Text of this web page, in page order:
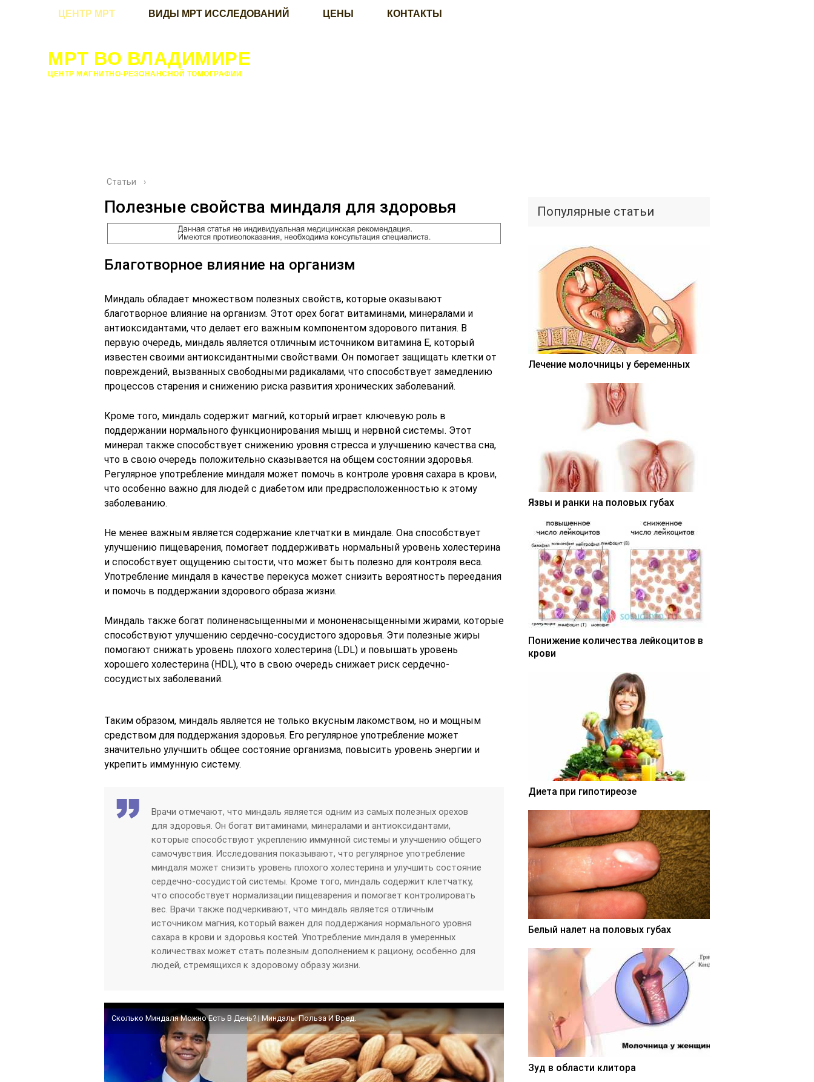
ЦЕНТР МРТ ВИДЫ МРТ ИССЛЕДОВАНИЙ ЦЕНЫ КОНТАКТЫ
МРТ ВО ВЛАДИМИРЕ
ЦЕНТР МАГНИТНО-РЕЗОНАНСНОЙ ТОМОГРАФИИ
Статьи ›
Полезные свойства миндаля для здоровья
Благотворное влияние на организм
Миндаль обладает множеством полезных свойств, которые оказывают
благотворное влияние на организм. Этот орех богат витаминами, минералами и
антиоксидантами, что делает его важным компонентом здорового питания. В
первую очередь, миндаль является отличным источником витамина E, который
известен своими антиоксидантными свойствами. Он помогает защищать клетки от
повреждений, вызванных свободными радикалами, что способствует замедлению
процессов старения и снижению риска развития хронических заболеваний.
Кроме того, миндаль содержит магний, который играет ключевую роль в
поддержании нормального функционирования мышц и нервной системы. Этот
минерал также способствует снижению уровня стресса и улучшению качества сна,
что в свою очередь положительно сказывается на общем состоянии здоровья.
Регулярное употребление миндаля может помочь в контроле уровня сахара в крови,
что особенно важно для людей с диабетом или предрасположенностью к этому
заболеванию.
Не менее важным является содержание клетчатки в миндале. Она способствует
улучшению пищеварения, помогает поддерживать нормальный уровень холестерина
и способствует ощущению сытости, что может быть полезно для контроля веса.
Употребление миндаля в качестве перекуса может снизить вероятность переедания
и помочь в поддержании здорового образа жизни.
Миндаль также богат полиненасыщенными и мононенасыщенными жирами, которые
способствуют улучшению сердечно-сосудистого здоровья. Эти полезные жиры
помогают снижать уровень плохого холестерина (LDL) и повышать уровень
хорошего холестерина (HDL), что в свою очередь снижает риск сердечно-
сосудистых заболеваний.
Таким образом, миндаль является не только вкусным лакомством, но и мощным
средством для поддержания здоровья. Его регулярное употребление может
значительно улучшить общее состояние организма, повысить уровень энергии и
укрепить иммунную систему.
Врачи отмечают, что миндаль является одним из самых полезных орехов
для здоровья. Он богат витаминами, минералами и антиоксидантами,
которые способствуют укреплению иммунной системы и улучшению общего
самочувствия. Исследования показывают, что регулярное употребление
миндаля может снизить уровень плохого холестерина и улучшить состояние
сердечно-сосудистой системы. Кроме того, миндаль содержит клетчатку,
что способствует нормализации пищеварения и помогает контролировать
вес. Врачи также подчеркивают, что миндаль является отличным
источником магния, который важен для поддержания нормального уровня
сахара в крови и здоровья костей. Употребление миндаля в умеренных
количествах может стать полезным дополнением к рациону, особенно для
людей, стремящихся к здоровому образу жизни.
Сколько Миндаля Можно Есть В День? | Миндаль. Польза И Вред.
Популярные статьи
Лечение молочницы у беременных
Язвы и ранки на половых губах
Понижение количества лейкоцитов в
крови
Диета при гипотиреозе
Белый налет на половых губах
Зуд в области клитора